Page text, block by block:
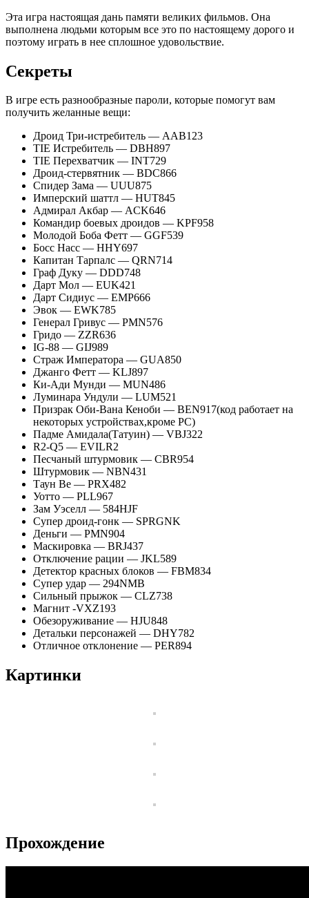
Эта игра настоящая дань памяти великих фильмов. Она
выполнена людьми которым все это по настоящему дорого и
поэтому играть в нее сплошное удовольствие.
Секреты
В игре есть разнообразные пароли, которые помогут вам
получить желанные вещи:
Дроид Три-истребитель — AAB123
TIE Истребитель — DBH897
TIE Перехватчик — INT729
Дроид-стервятник — BDC866
Спидер Зама — UUU875
Имперский шаттл — HUT845
Адмирал Акбар — ACK646
Командир боевых дроидов — KPF958
Молодой Боба Фетт — GGF539
Босс Насс — HHY697
Капитан Тарпалс — QRN714
Граф Дуку — DDD748
Дарт Мол — EUK421
Дарт Сидиус — EMP666
Эвок — EWK785
Генерал Гривус — PMN576
Гридо — ZZR636
IG-88 — GIJ989
Страж Императора — GUA850
Джанго Фетт — KLJ897
Ки-Ади Мунди — MUN486
Луминара Ундули — LUM521
Призрак Оби-Вана Кеноби — BEN917(код работает на
некоторых устройствах,кроме PC)
Падме Амидала(Татуин) — VBJ322
R2-Q5 — EVILR2
Песчаный штурмовик — CBR954
Штурмовик — NBN431
Таун Ве — PRX482
Уотто — PLL967
Зам Уэселл — 584HJF
Супер дроид-гонк — SPRGNK
Деньги — PMN904
Маскировка — BRJ437
Отключение рации — JKL589
Детектор красных блоков — FBM834
Супер удар — 294NMB
Сильный прыжок — CLZ738
Магнит -VXZ193
Обезоруживание — HJU848
Детальки персонажей — DHY782
Отличное отклонение — PER894
Картинки
Прохождение